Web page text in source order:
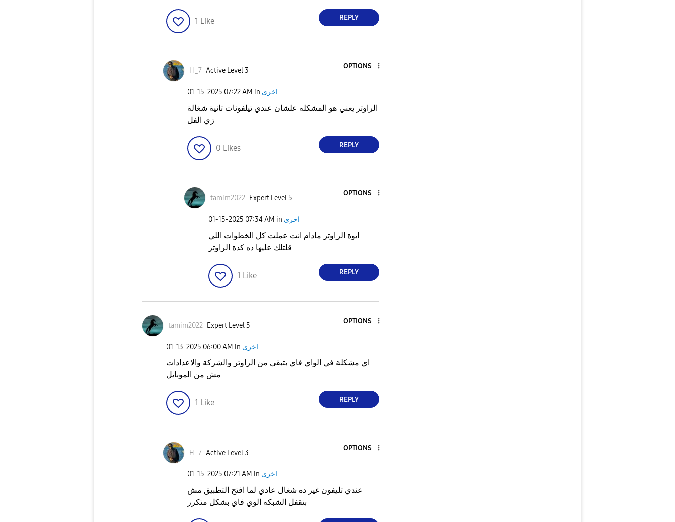
1 Like REPLY
H_7 Active Level 3
OPTIONS
‎01-15-2025 07:22 AM in اخرى
الراوتر يعني هو المشكله علشان عندي تيلفونات تانية شغالة
زي الفل
0 Likes REPLY
tamim2022 Expert Level 5
OPTIONS
‎01-15-2025 07:34 AM in اخرى
ايوة الراوتر مادام انت عملت كل الخطوات اللي
قلتلك عليها ده كدة الراوتر
1 Like REPLY
tamim2022 Expert Level 5
OPTIONS
‎01-13-2025 06:00 AM in اخرى
اي مشكلة في الواي فاي بتبقى من الراوتر والشركة والاعدادات
مش من الموبايل
1 Like REPLY
H_7 Active Level 3
OPTIONS
‎01-15-2025 07:21 AM in اخرى
عندي تليفون غير ده شغال عادي لما افتح التطبيق مش
بتقفل الشبكه الوي فاي بشكل متكرر